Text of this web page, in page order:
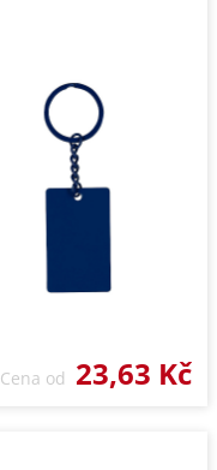
Cena od 23,63 Kč